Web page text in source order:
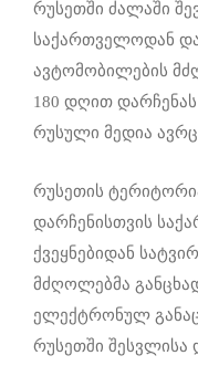
რუსეთში ძალაში
საქართველოდან
ავტომობილების
180 დღით
რუსული მედია
რუსეთის
დარჩენისთვის
ქვეყნებიდან
მძღოლებმა
ელექტრონულ
რუსეთში შესვლისა